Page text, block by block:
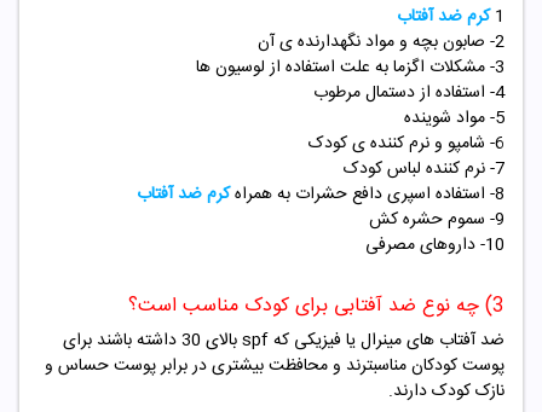
1 کرم ضد آفتاب
2- صابون بچه و مواد نگهدارنده ی آن
3- مشکلات اگزما به علت استفاده از لوسیون ها
4- استفاده از دستمال مرطوب
5- مواد شوینده
6- شامپو و نرم کننده ی کودک
7- نرم کننده لباس کودک
8- استفاده اسپری دافع حشرات به همراه
کرم ضد آفتاب
9- سموم حشره کش
10- داروهای مصرفی
3) چه نوع ضد آفتابی برای کودک مناسب است؟
ضد آفتاب های مینرال یا فیزیکی که spf بالای 30 داشته باشند برای
پوست کودکان مناسبترند و محافظت بیشتری در برابر پوست حساس و
نازک کودک دارند.